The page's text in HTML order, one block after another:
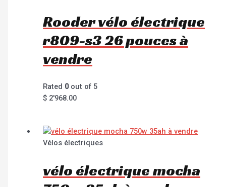
Rooder vélo électrique
r809-s3 26 pouces à
vendre
Rated 0out of 5
$ 2'968.00
Vélos électriques
vélo électrique mocha